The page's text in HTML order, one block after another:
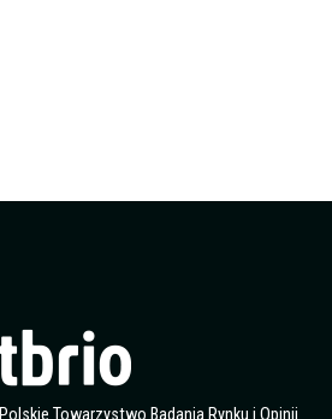
Polskie Towarzystwo Badania Rynku i Opinii